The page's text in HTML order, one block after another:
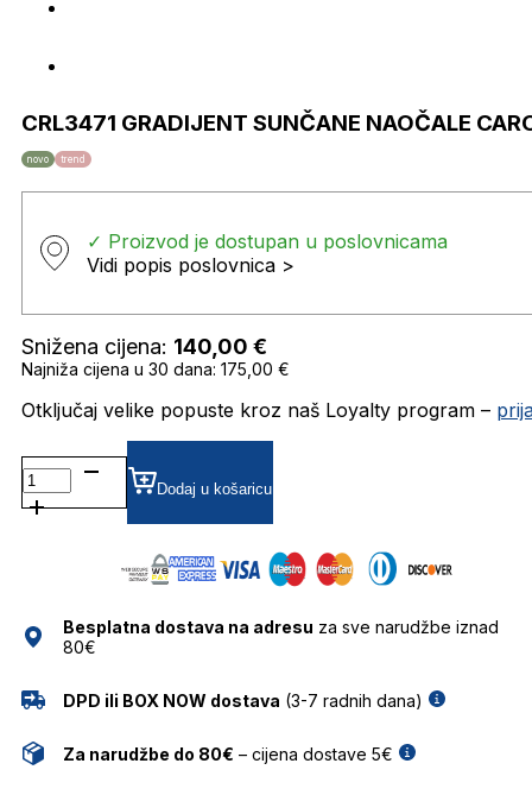
CRL3471 GRADIJENT SUNČANE NAOČALE
novo trend
✓ Proizvod je dostupan u poslovnicama
Vidi popis poslovnica >
Snižena cijena: 140,00 €
Najniža cijena u 30 dana: 175,00 €
Otključaj velike popuste kroz naš Loyalty program –
CRL3471
GRADIJENT SUNČANE
NAOČALE
Dodaj u košaricu
Besplatna dostava na adresu za sve narudžbe iznad
80€
DPD ili BOX NOW dostava (3-7 radnih dana)
Za narudžbe do 80€ – cijena dostave 5€